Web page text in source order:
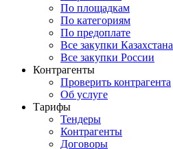
По площадкам
По категориям
По предоплате
Все закупки Казахстана
Все закупки России
Контрагенты
Проверить контрагента
Об услуге
Тарифы
Тендеры
Контрагенты
Договоры